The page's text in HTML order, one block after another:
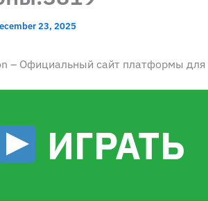
23, 2025
– Официальный сайт платформы
ИГРАТЬ